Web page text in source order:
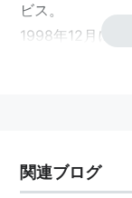
ビス。
1998年12月に
ユーザーはクレ
するだけで売り
関連ブログ